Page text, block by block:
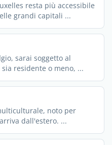
resta più accessibile
grandi capitali ...
sarai soggetto al
residente o meno, ...
noto per
dall'estero. ...